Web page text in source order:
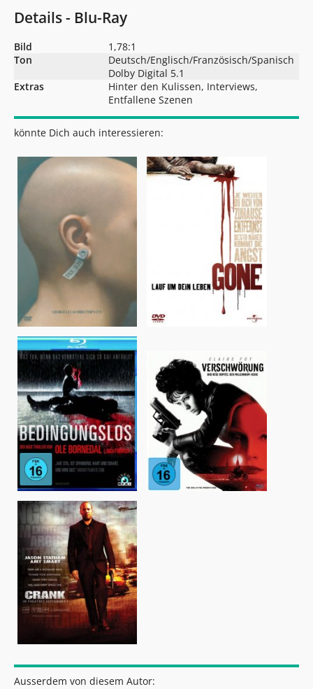
Details - Blu-Ray
Bild
1,78:1
Ton
Deutsch/Englisch/Französisch/Spanisch
Dolby Digital 5.1
Extras
Hinter den Kulissen, Interviews,
Entfallene Szenen
könnte Dich auch interessieren:
Ausserdem von diesem Autor: